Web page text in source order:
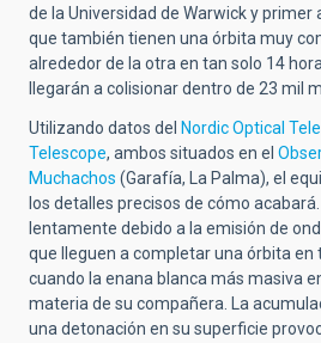
de la Universidad de Warwick y primer
que también tienen una órbita muy
alrededor de la otra en tan solo 14
llegarán a colisionar dentro de 23 mil
Utilizando datos del Nordic Optical
Telescope, ambos situados en el
Muchachos (Garafía, La Palma), el
los detalles precisos de cómo
lentamente debido a la emisión de
que lleguen a completar una órbita en
cuando la enana blanca más masiva
materia de su compañera. La
una detonación en su superficie